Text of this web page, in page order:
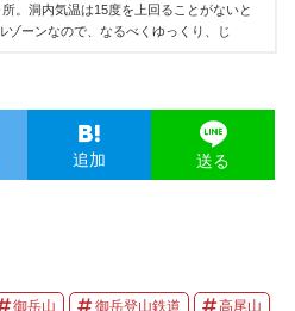
。洞内気温は15度を上回ることがないと
ゾーンなので、なるべくゆっくり、じ
追加 送る
御岳山 御岳登山鉄道 高尾山